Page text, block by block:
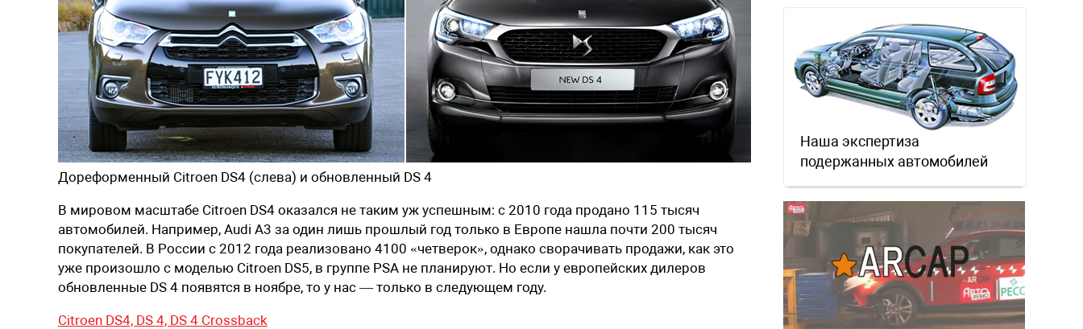
Дореформенный Citroen DS4 (слева) и обновленный DS 4
В мировом масштабе Citroen DS4 оказался не таким уж успешным: с 2010 года продано 115 тысяч
автомобилей. Например, Audi A3 за один лишь прошлый год только в Европе нашла почти 200 тысяч
покупателей. В России с 2012 года реализовано 4100 «четверок», однако сворачивать продажи, как это
уже произошло с моделью Citroen DS5, в группе PSA не планируют. Но если у европейских дилеров
обновленные DS 4 появятся в ноябре, то у нас — только в следующем году.
Citroen DS4, DS 4, DS 4 Crossback
Наша экспертиза
подержанных автомобилей